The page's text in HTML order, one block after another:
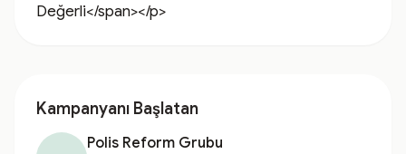
Değerli</span></p>
Kampanyanı Başlatan
Polis Reform Grubu